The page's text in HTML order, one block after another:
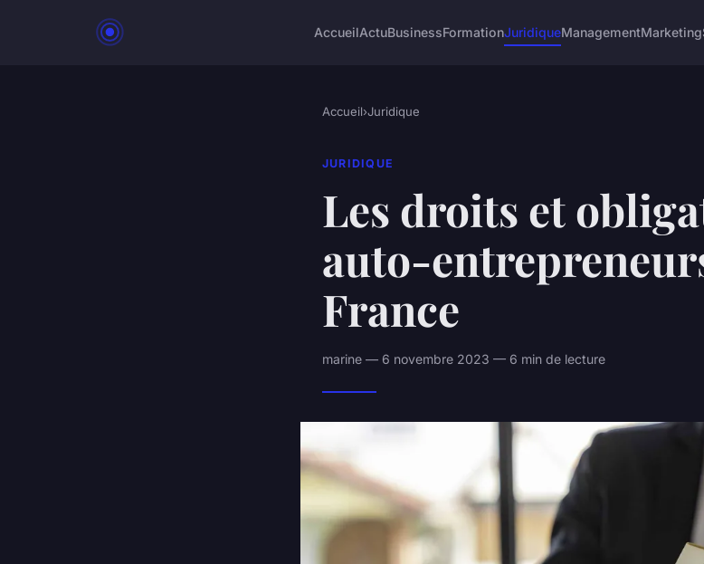
AccueilActuBusinessFormationJuridiqueManagementMarketing
Accueil›Juridique
JURIDIQUE
Les droits et
auto-
France
marine — 6 novembre 2023 — 6 min de lecture